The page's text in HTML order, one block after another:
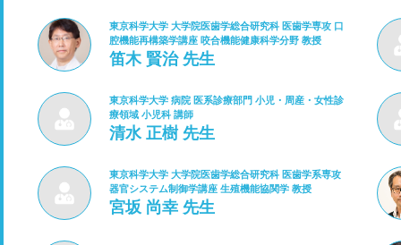
東京科学大学 大学院医歯学総合研究科 医歯学専攻 口
腔機能再構築学講座 咬合機能健康科学分野 教授
笛木 賢治 先生
東京科学大学 病院 医系診療部門 小児・周産・女性診
療領域 小児科 講師
清水 正樹 先生
東京科学大学 大学院医歯学総合研究科 医歯学系専攻
器官システム制御学講座 生殖機能協関学 教授
宮坂 尚幸 先生